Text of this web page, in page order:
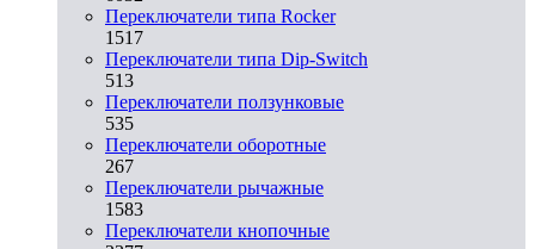
Переключатели типа Rocker
1517
Переключатели типа Dip-Switch
513
Переключатели ползунковые
535
Переключатели оборотные
267
Переключатели рычажные
1583
Переключатели кнопочные